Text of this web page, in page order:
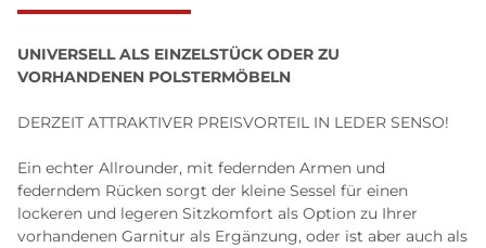
UNIVERSELL ALS EINZELSTÜCK ODER ZU
VORHANDENEN POLSTERMÖBELN
DERZEIT ATTRAKTIVER PREISVORTEIL IN LEDER SENSO!
Ein echter Allrounder, mit federnden Armen und
federndem Rücken sorgt der kleine Sessel für einen
lockeren und legeren Sitzkomfort als Option zu Ihrer
vorhandenen Garnitur als Ergänzung, oder ist aber auch als